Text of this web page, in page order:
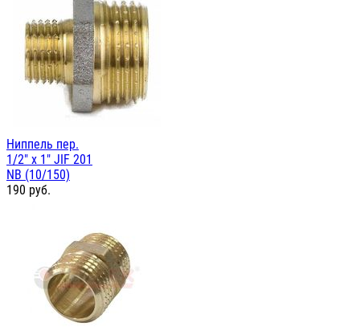
Ниппель пер.
1/2" х 1" JIF 201
NB (10/150)
190 руб.